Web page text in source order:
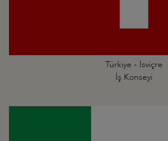
Türkiye - İsviçre
İş Konseyi